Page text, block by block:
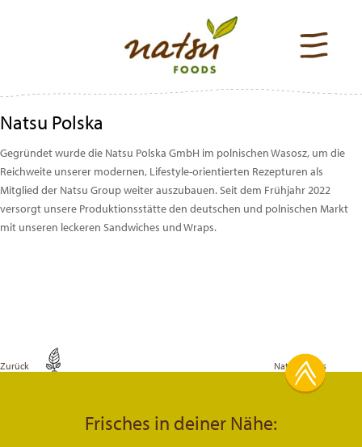
Natsu Polska
Gegründet wurde die Natsu Polska GmbH im polnischen Wasosz, um die
Reichweite unserer modernen, Lifestyle-orientierten Rezepturen als
Mitglied der Natsu Group weiter auszubauen. Seit dem Frühjahr 2022
versorgt unsere Produktionsstätte den deutschen und polnischen Markt
mit unseren leckeren Sandwiches und Wraps.
Zurück Natsu Foods
Frisches in deiner Nähe: